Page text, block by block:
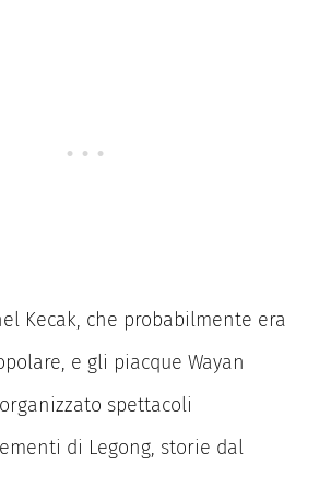
Kecak, che probabilmente era
e gli piacque Wayan
spettacoli
di Legong, storie dal